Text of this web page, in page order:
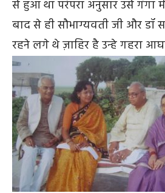
से हुआ था परंपरा अनुसार उसे गंगा
बाद से ही सौभाग्यवती जी और
रहने लगे थे ज़ाहिर है उन्हे गहरा